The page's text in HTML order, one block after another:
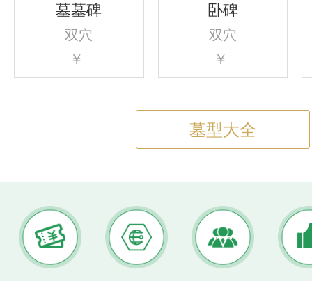
墓墓碑
双穴
￥
卧碑
双穴
￥
墓型大全